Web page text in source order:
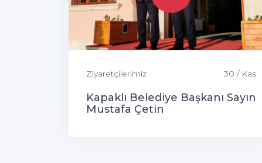
Ziyaretçilerimiz 30 / Kas
Kapaklı Belediye Başkanı Sayın
Mustafa Çetin